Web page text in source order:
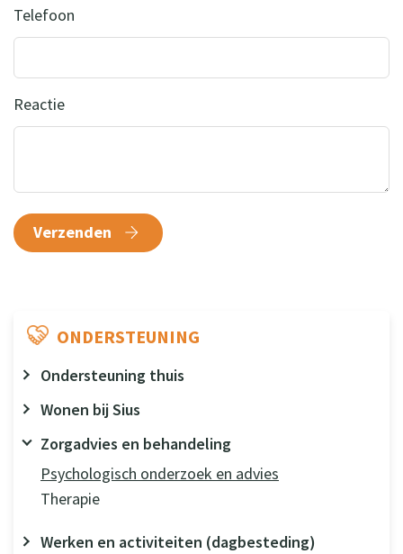
ONDERSTEUNING
Ondersteuning thuis
Wonen bij Sius
Zorgadvies en behandeling
Psychologisch onderzoek en advies
Therapie
Werken en activiteiten (dagbesteding)
Telefoon
Reactie
Verzenden